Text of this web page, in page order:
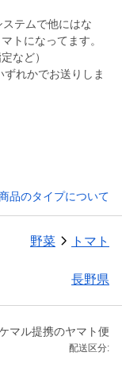
テムで他にはな
トになってます。
など）
れかでお送りしま
品のタイプについて
野菜 トマト
長野県
マル提携のヤマト便
配送区分: